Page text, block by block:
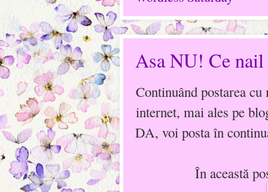
Asa NU! Ce nail
Continuând postarea
internet, mai ales pe
DA, voi posta în
În această